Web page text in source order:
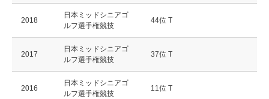
2018
日本ミッドシニアゴ
ルフ選手権競技
44位 T
2017
日本ミッドシニアゴ
ルフ選手権競技
37位 T
2016
日本ミッドシニアゴ
ルフ選手権競技
11位 T